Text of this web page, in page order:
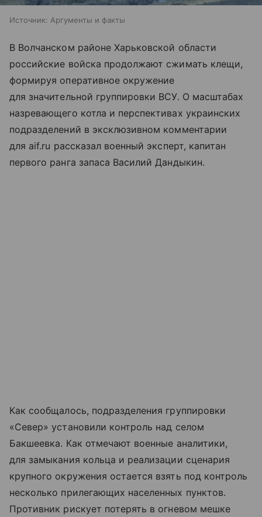
Источник: Аргументы и факты
В Волчанском районе Харьковской области
российские войска продолжают сжимать клещи,
формируя оперативное окружение
для значительной группировки ВСУ. О масштабах
назревающего котла и перспективах украинских
подразделений в эксклюзивном комментарии
для aif.ru рассказал военный эксперт, капитан
первого ранга запаса Василий Дандыкин.
Как сообщалось, подразделения группировки
«Север» установили контроль над селом
Бакшеевка. Как отмечают военные аналитики,
для замыкания кольца и реализации сценария
крупного окружения остается взять под контроль
несколько прилегающих населенных пунктов.
Противник рискует потерять в огневом мешке